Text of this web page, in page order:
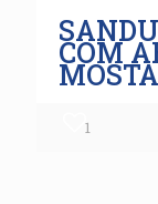
COM
1